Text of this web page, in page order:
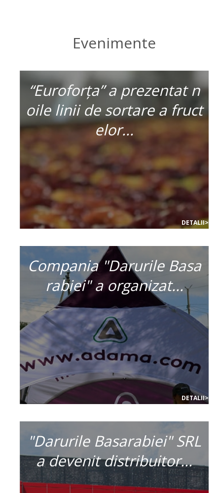
Evenimente
“Euroforța” a prezentat n
oile linii de sortare a fruct
elor...
DETALII>
Compania "Darurile Basa
rabiei" a organizat...
DETALII>
"Darurile Basarabiei" SRL
a devenit distribuitor...